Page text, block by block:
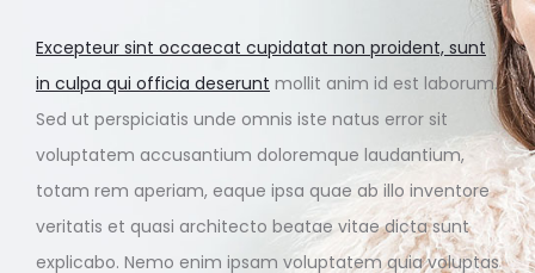
Excepteur sint occaecat cupidatat non proident, sunt
in culpa qui officia deserunt mollit anim id est laborum.
Sed ut perspiciatis unde omnis iste natus error sit
voluptatem accusantium doloremque laudantium,
totam rem aperiam, eaque ipsa quae ab illo inventore
veritatis et quasi architecto beatae vitae dicta sunt
explicabo. Nemo enim ipsam voluptatem quia voluptas